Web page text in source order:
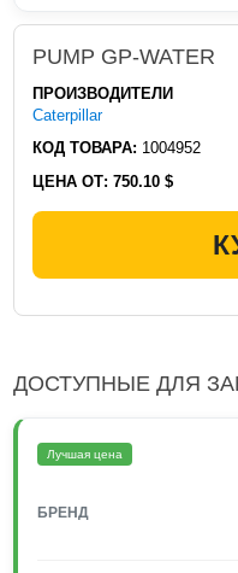
PUMP GP-WATER
ПРОИЗВОДИТЕЛИ
Caterpillar
КОД ТОВАРА: 1004952
ЦЕНА ОТ: 750.10 $
ДОСТУПНЫЕ ДЛЯ
Лучшая цена
БРЕНД